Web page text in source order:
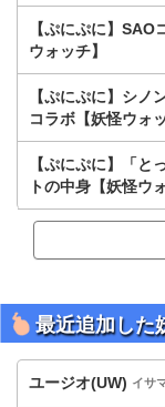
【ぷにぷに】
ウォッチ】
【ぷにぷに】シ
コラボ【妖怪ウォッ
【ぷにぷに】「と
トの中身【妖怪ウ
最近追加した
ユージオ(UW) イサ